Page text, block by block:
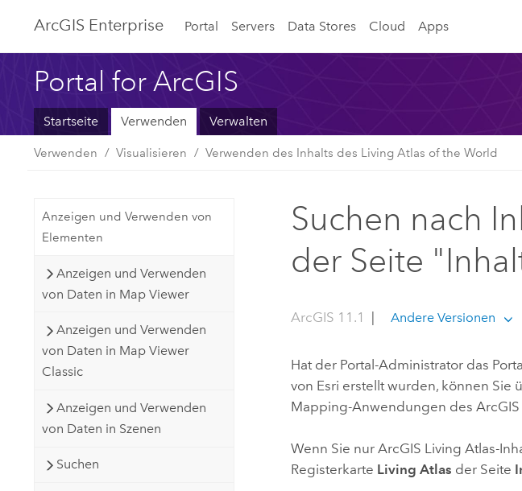
ArcGIS Enterprise Portal Servers Data Stores Cloud Apps
Portal for ArcGIS
Startseite Verwenden Verwalten
Verwenden Visualisieren Verwenden des Inhalts des Living Atlas of the World
Anzeigen und Verwenden von
Elementen
Anzeigen und Verwenden
von Daten in Map Viewer
Anzeigen und Verwenden
von Daten in Map Viewer
Classic
Anzeigen und Verwenden
von Daten in Szenen
Suchen
Suchen nach
der Seite
ArcGIS 11.1 | Andere Versionen
Hat der Portal-Administrator das
von Esri erstellt wurden, können Sie
Mapping-Anwendungen des
Wenn Sie nurArcGIS Living Atlas-
Registerkarte Living Atlas der Seite